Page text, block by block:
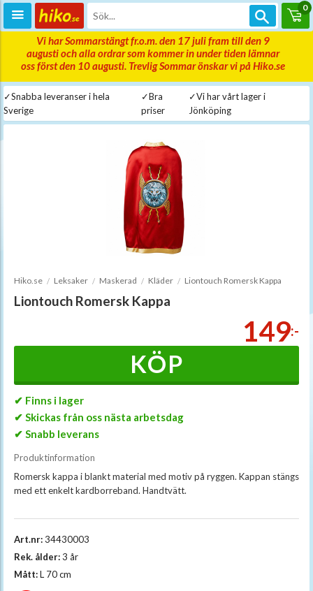
0
Vi har Sommarstängt fr.o.m. den 17 juli fram till den 9
augusti och alla ordrar som kommer in under tiden lämnar
oss först den 10 augusti. Trevlig Sommar önskar vi på Hiko.se
✓Snabba leveranser i hela
Sverige
✓Bra
priser
✓Vi har vårt lager i
Jönköping
Hiko.se Leksaker Maskerad Kläder Liontouch Romersk Kappa
Liontouch Romersk Kappa
149:-
KÖP
✔ Finns i lager
✔ Skickas från oss nästa arbetsdag
✔ Snabb leverans
Produktinformation
Romersk kappa i blankt material med motiv på ryggen. Kappan stängs
med ett enkelt kardborreband. Handtvätt.
Art.nr:34430003
Rek. ålder:3 år
Mått:L 70 cm